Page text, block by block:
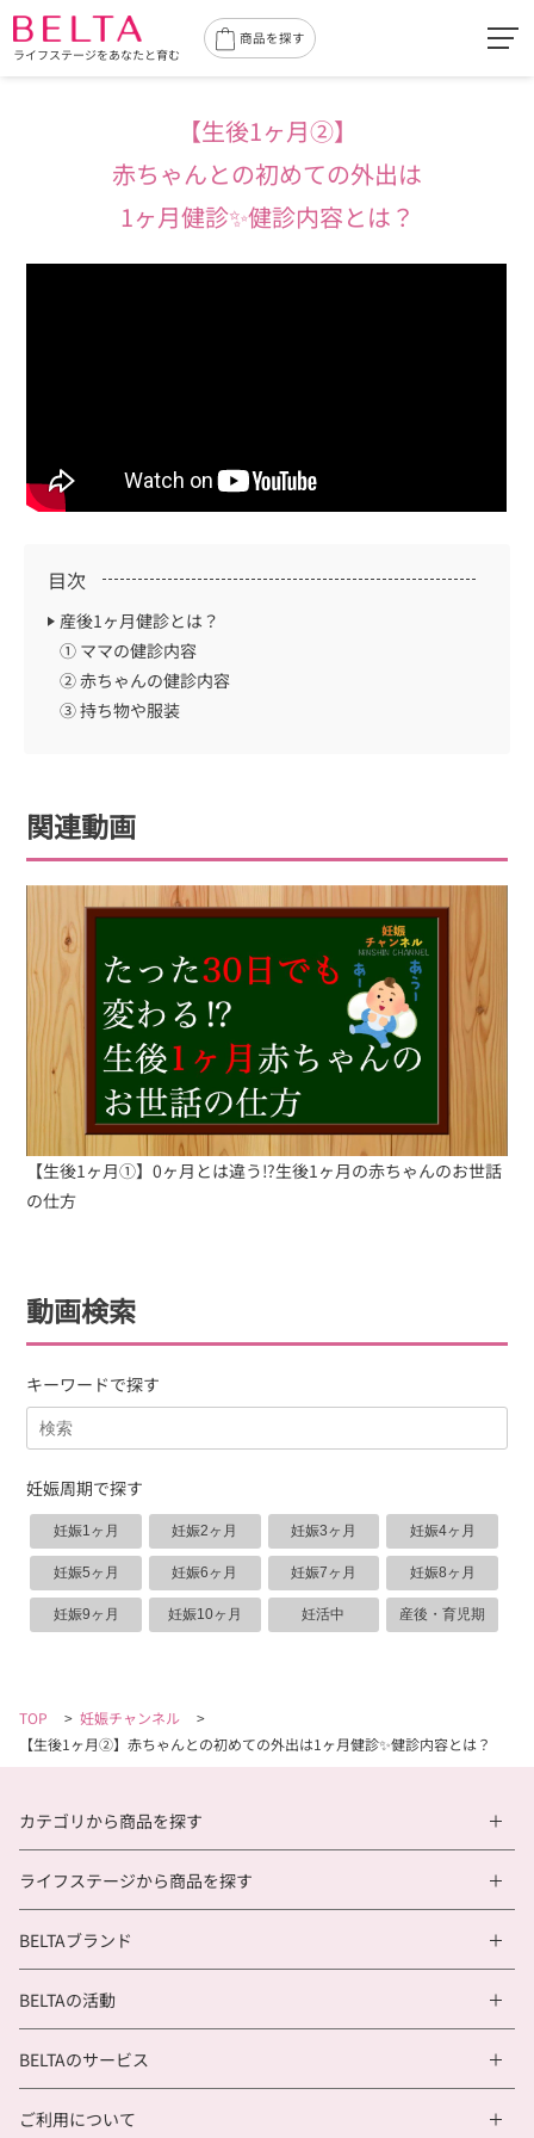
ライフステージをあなたと育む
商品を探す
【生後1ヶ月②】
赤ちゃんとの初めての外出は
1ヶ月健診✨健診内容とは？
目次
産後1ヶ月健診とは？
① ママの健診内容
② 赤ちゃんの健診内容
③ 持ち物や服装
関連動画
【生後1ヶ月①】0ヶ月とは違う⁉︎生後1ヶ月の赤ちゃんのお世話
の仕方
動画検索
キーワードで探す
妊娠周期で探す
妊娠1ヶ月 妊娠2ヶ月 妊娠3ヶ月 妊娠4ヶ月
妊娠5ヶ月 妊娠6ヶ月 妊娠7ヶ月 妊娠8ヶ月
妊娠9ヶ月 妊娠10ヶ月 妊活中 産後・育児期
TOP > 妊娠チャンネル
>
【生後1ヶ月②】赤ちゃんとの初めての外出は1ヶ月健診✨健診内容とは？
カテゴリから商品を探す
ライフステージから商品を探す
BELTAブランド
BELTAの活動
BELTAのサービス
ご利用について